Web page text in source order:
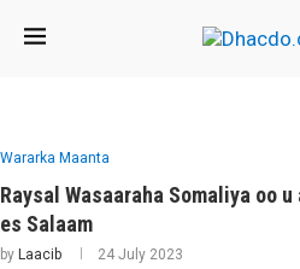
Wararka Maanta
Raysal Wasaaraha Somaliya oo
es Salaam
by Laacib 24 July 2023